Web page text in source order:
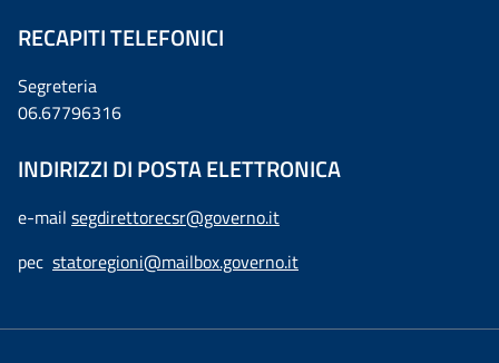
RECAPITI TELEFONICI
Segreteria
06.67796316
INDIRIZZI DI POSTA ELETTRONICA
e-mail segdirettorecsr@governo.it
pec statoregioni@mailbox.governo.it